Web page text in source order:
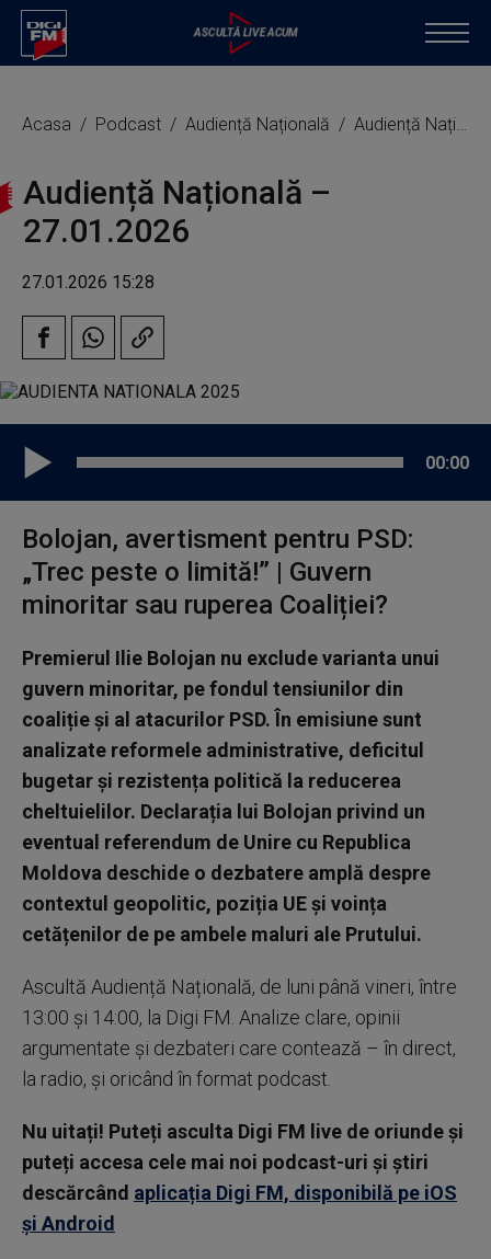
Acasa Podcast Audiență Națională Audiență Națională – 27.01.2026
Audiență Națională –
27.01.2026
27.01.2026 15:28
00:00
Bolojan, avertisment pentru PSD:
„Trec peste o limită!” | Guvern
minoritar sau ruperea Coaliției?
Premierul Ilie Bolojan nu exclude varianta unui
guvern minoritar, pe fondul tensiunilor din
coaliție și al atacurilor PSD. În emisiune sunt
analizate reformele administrative, deficitul
bugetar și rezistența politică la reducerea
cheltuielilor. Declarația lui Bolojan privind un
eventual referendum de Unire cu Republica
Moldova deschide o dezbatere amplă despre
contextul geopolitic, poziția UE și voința
cetățenilor de pe ambele maluri ale Prutului.
Ascultă Audiență Națională, de luni până vineri, între
13:00 și 14:00, la Digi FM. Analize clare, opinii
argumentate și dezbateri care contează – în direct,
la radio, și oricând în format podcast.
Nu uitați! Puteți asculta Digi FM live de oriunde și
puteți accesa cele mai noi podcast-uri și știri
descărcând aplicația Digi FM, disponibilă pe iOS
și Android